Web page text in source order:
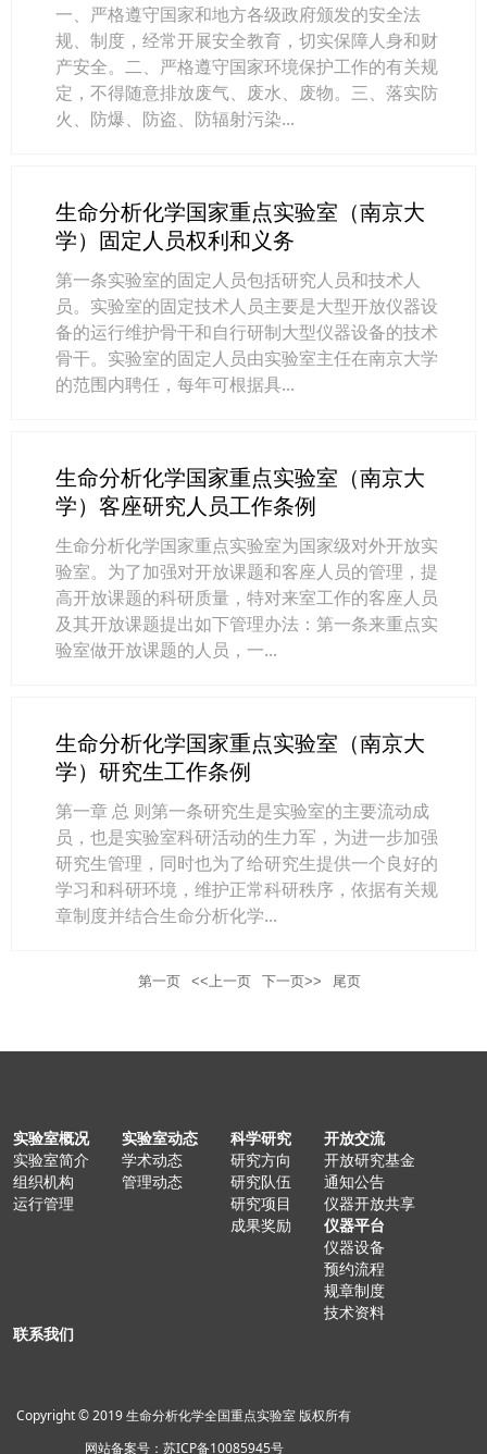
一、严格遵守国家和地方各级政府颁发的安全法
规、制度，经常开展安全教育，切实保障人身和财
产安全。二、严格遵守国家环境保护工作的有关规
定，不得随意排放废气、废水、废物。三、落实防
火、防爆、防盗、防辐射污染...
生命分析化学国家重点实验室（南京大
学）固定人员权利和义务
第一条实验室的固定人员包括研究人员和技术人
员。实验室的固定技术人员主要是大型开放仪器设
备的运行维护骨干和自行研制大型仪器设备的技术
骨干。实验室的固定人员由实验室主任在南京大学
的范围内聘任，每年可根据具...
生命分析化学国家重点实验室（南京大
学）客座研究人员工作条例
生命分析化学国家重点实验室为国家级对外开放实
验室。为了加强对开放课题和客座人员的管理，提
高开放课题的科研质量，特对来室工作的客座人员
及其开放课题提出如下管理办法：第一条来重点实
验室做开放课题的人员，一...
生命分析化学国家重点实验室（南京大
学）研究生工作条例
第一章 总 则第一条研究生是实验室的主要流动成
员，也是实验室科研活动的生力军，为进一步加强
研究生管理，同时也为了给研究生提供一个良好的
学习和科研环境，维护正常科研秩序，依据有关规
章制度并结合生命分析化学...
第一页 <<上一页 下一页>> 尾页
实验室概况
实验室简介
组织机构
运行管理
实验室动态
学术动态
管理动态
科学研究
研究方向
研究队伍
研究项目
成果奖励
开放交流
开放研究基金
通知公告
仪器开放共享
仪器平台
仪器设备
预约流程
规章制度
技术资料
联系我们
Copyright © 2019 生命分析化学全国重点实验室 版权所有
网站备案号：苏ICP备10085945号